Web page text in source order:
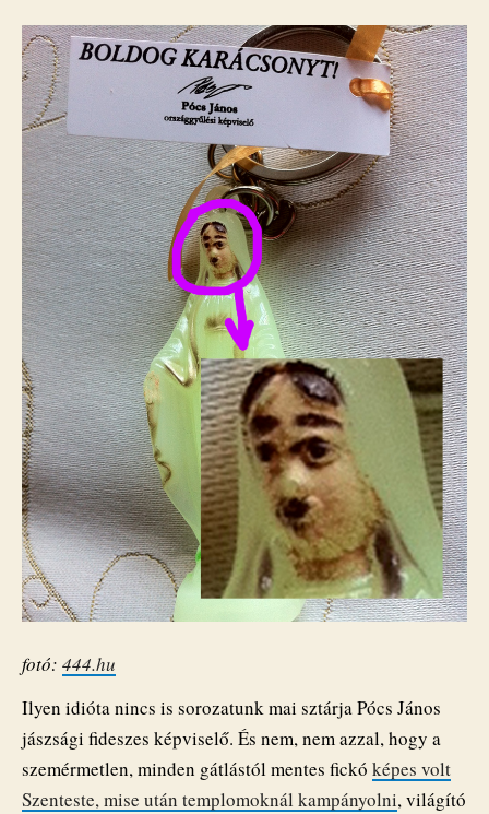
fotó: 444.hu
Ilyen idióta nincs is sorozatunk mai sztárja Pócs János
jászsági fideszes képviselő. És nem, nem azzal, hogy a
szemérmetlen, minden gátlástól mentes fickó képes volt
Szenteste, mise után templomoknál kampányolni, világító